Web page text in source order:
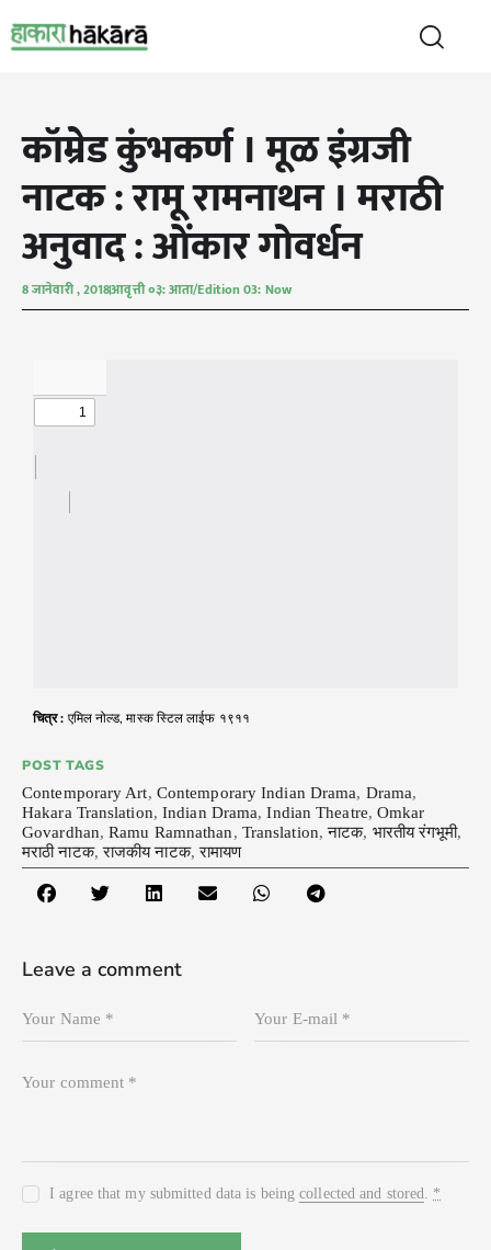
कॉम्रेड कुंभकर्ण । मूळ इंग्रजी
नाटक : रामू रामनाथन । मराठी
अनुवाद : ओंकार गोवर्धन
8 जानेवारी , 2018आवृत्ती ०३: आता/Edition 03: Now
चित्र : एमिल नोल्ड, मास्क स्टिल लाईफ १९११
POST TAGS
Contemporary Art, Contemporary Indian Drama, Drama,
Hakara Translation,Indian Drama,Indian Theatre,Omkar
Govardhan,Ramu Ramnathan, Translation,नाटक, भारतीय रंगभूमी,
मराठी नाटक,राजकीय नाटक,रामायण
Leave a comment
I agree that my submitted data is beingcollected and stored *